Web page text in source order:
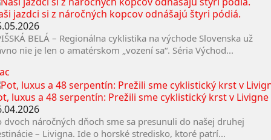
jazdci si z náročných kopcov odnášajú štyri pódiá.
BELÁ – Regionálna cyklistika na východe Slovenska už
nie je len o amatérskom „vození sa“. Séria Východ...
luxus a 48 serpentín: Prežili sme cyklistický krst v Livigne
dvoch náročných dňoch sme sa presunuli do našej druhej
– Livigna. Ide o horské stredisko, ktoré patrí...